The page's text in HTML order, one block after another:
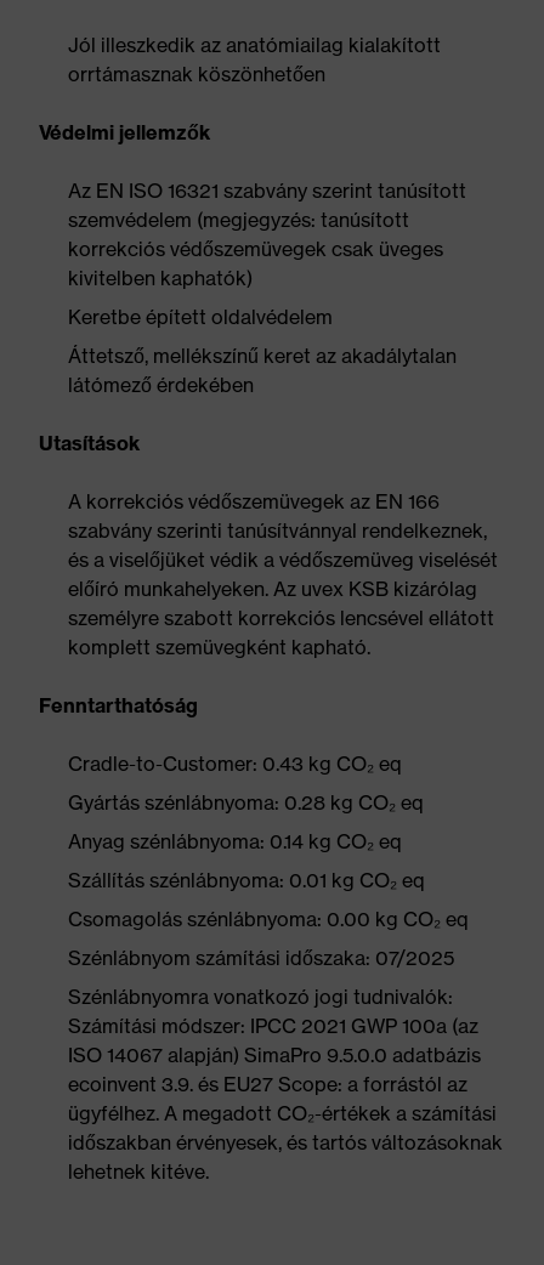
Jól illeszkedik az anatómiailag kialakított
orrtámasznak köszönhetően
Védelmi jellemzők
Az EN ISO 16321 szabvány szerint tanúsított
szemvédelem (megjegyzés: tanúsított
korrekciós védőszemüvegek csak üveges
kivitelben kaphatók)
Keretbe épített oldalvédelem
Áttetsző, mellékszínű keret az akadálytalan
látómező érdekében
Utasítások
A korrekciós védőszemüvegek az EN 166
szabvány szerinti tanúsítvánnyal rendelkeznek,
és a viselőjüket védik a védőszemüveg viselését
előíró munkahelyeken. Az uvex KSB kizárólag
személyre szabott korrekciós lencsével ellátott
komplett szemüvegként kapható.
Fenntarthatóság
Cradle-to-Customer: 0.43 kg CO₂ eq
Gyártás szénlábnyoma: 0.28 kg CO₂ eq
Anyag szénlábnyoma: 0.14 kg CO₂ eq
Szállítás szénlábnyoma: 0.01 kg CO₂ eq
Csomagolás szénlábnyoma: 0.00 kg CO₂ eq
Szénlábnyom számítási időszaka: 07/2025
Szénlábnyomra vonatkozó jogi tudnivalók:
Számítási módszer: IPCC 2021 GWP 100a (az
ISO 14067 alapján) SimaPro 9.5.0.0 adatbázis
ecoinvent 3.9. és EU27 Scope: a forrástól az
ügyfélhez. A megadott CO₂-értékek a számítási
időszakban érvényesek, és tartós változásoknak
lehetnek kitéve.